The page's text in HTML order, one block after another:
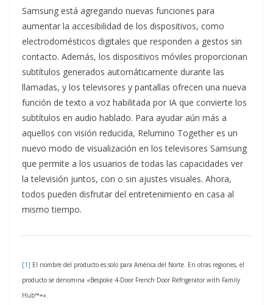
Samsung está agregando nuevas funciones para
aumentar la accesibilidad de los dispositivos, como
electrodomésticos digitales que responden a gestos sin
contacto. Además, los dispositivos móviles proporcionan
subtítulos generados automáticamente durante las
llamadas, y los televisores y pantallas ofrecen una nueva
función de texto a voz habilitada por IA que convierte los
subtítulos en audio hablado. Para ayudar aún más a
aquellos con visión reducida, Relumino Together es un
nuevo modo de visualización en los televisores Samsung
que permite a los usuarios de todas las capacidades ver
la televisión juntos, con o sin ajustes visuales. Ahora,
todos pueden disfrutar del entretenimiento en casa al
mismo tiempo.
[1] El nombre del producto es solo para América del Norte. En otras regiones, el
producto se denomina «Bespoke 4-Door French Door Refrigerator with Family
Hub™+».